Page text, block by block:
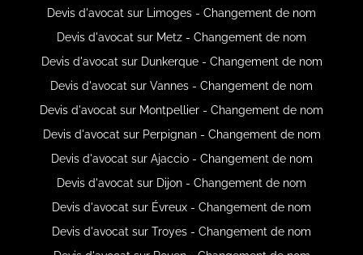
Devis d'avocat sur Limoges - Changement de nom
Devis d'avocat sur Metz - Changement de nom
Devis d'avocat sur Dunkerque - Changement de nom
Devis d'avocat sur Vannes - Changement de nom
Devis d'avocat sur Montpellier - Changement de nom
Devis d'avocat sur Perpignan - Changement de nom
Devis d'avocat sur Ajaccio - Changement de nom
Devis d'avocat sur Dijon - Changement de nom
Devis d'avocat sur Évreux - Changement de nom
Devis d'avocat sur Troyes - Changement de nom